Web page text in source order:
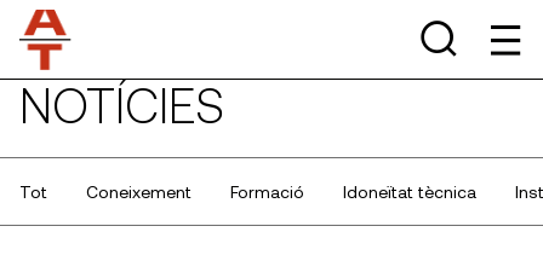
NOTÍCIES
Tot Coneixement Formació Idoneïtat tècnica